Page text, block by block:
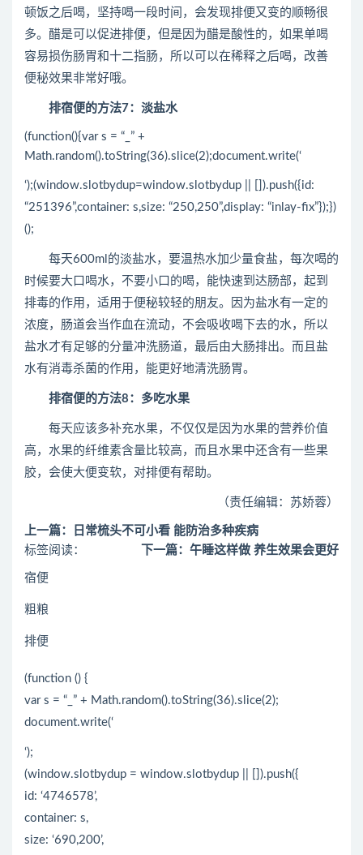
顿饭之后喝，坚持喝一段时间，会发现排便又变的顺畅很
多。醋是可以促进排便，但是因为醋是酸性的，如果单喝
容易损伤肠胃和十二指肠，所以可以在稀释之后喝，改善
便秘效果非常好哦。
排宿便的方法7：淡盐水
(function(){var s = “_” +
Math.random().toString(36).slice(2);document.write(‘
‘);(window.slotbydup=window.slotbydup || []).push({id:
“251396”,container: s,size: “250,250”,display: “inlay-fix”});})
();
每天600ml的淡盐水，要温热水加少量食盐，每次喝的
时候要大口喝水，不要小口的喝，能快速到达肠部，起到
排毒的作用，适用于便秘较轻的朋友。因为盐水有一定的
浓度，肠道会当作血在流动，不会吸收喝下去的水，所以
盐水才有足够的分量冲洗肠道，最后由大肠排出。而且盐
水有消毒杀菌的作用，能更好地清洗肠胃。
排宿便的方法8：多吃水果
每天应该多补充水果，不仅仅是因为水果的营养价值
高，水果的纤维素含量比较高，而且水果中还含有一些果
胶，会使大便变软，对排便有帮助。
（责任编辑：苏娇蓉）
上一篇：日常梳头不可小看 能防治多种疾病
下一篇：午睡这样做 养生效果会更好
标签阅读：
宿便
粗粮
排便
(function () {
var s = “_” + Math.random().toString(36).slice(2);
document.write(‘
‘);
(window.slotbydup = window.slotbydup || []).push({
id: ‘4746578’,
container: s,
size: ‘690,200’,